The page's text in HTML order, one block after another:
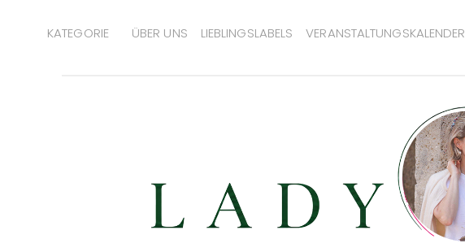
KATEGORIE ÜBER UNS LIEBLINGSLABELS VERANSTALTUNGSKALENDER